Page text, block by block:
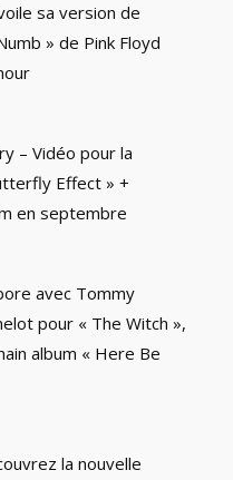
sa version de
» de Pink Floyd
– Vidéo pour la
Effect » +
en septembre
avec Tommy
pour « The Witch »,
album « Here Be
la nouvelle